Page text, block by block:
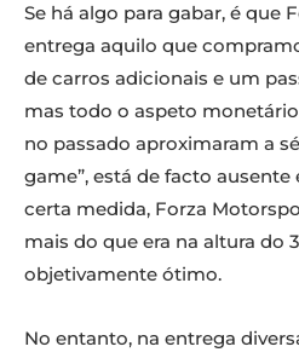
Se há algo para gabar, é que
entrega aquilo que
de carros adicionais e um
mas todo o aspeto
no passado aproximaram a
game”, está de facto ausente
certa medida, Forza
mais do que era na altura do
objetivamente ótimo.
No entanto, na entrega